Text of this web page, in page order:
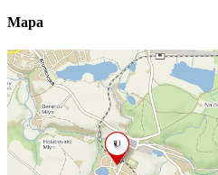
Mapa